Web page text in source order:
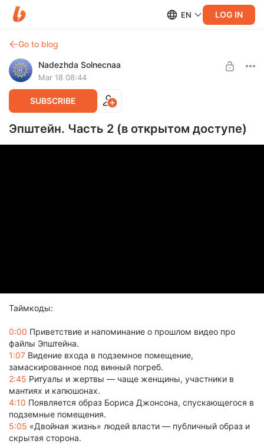
EN LOG IN
Go to blog
Nadezhda Solnecnaa
Mar 18 08:44
SUBSCRIBE
Эпштейн. Часть 2 (в открытом доступе)
Таймкоды:
0:00 Приветствие и напоминание о прошлом видео про
файлы Эпштейна.
1:07 Видение входа в подземное помещение,
замаскированное под винный погреб.
2:45 Ритуалы и жертвы — чаще женщины, участники в
мантиях и капюшонах.
4:10 Появляется образ Бориса Джонсона, спускающегося в
подземные помещения.
5:05 «Двойная жизнь» людей власти — публичный образ и
скрытая сторона.